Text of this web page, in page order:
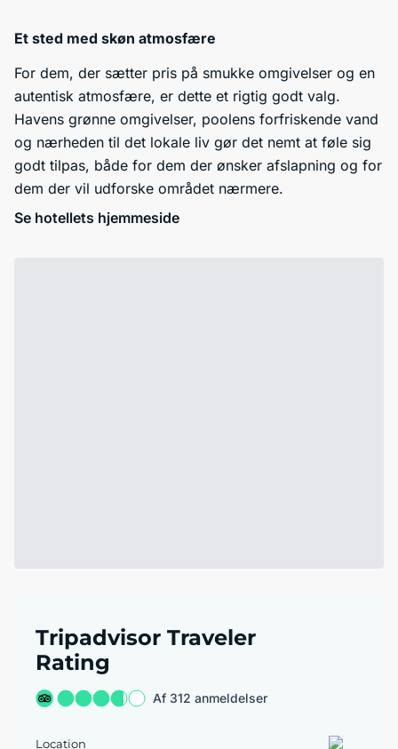
Et sted med skøn atmosfære
For dem, der sætter pris på smukke omgivelser og en
autentisk atmosfære, er dette et rigtig godt valg.
Havens grønne omgivelser, poolens forfriskende vand
og nærheden til det lokale liv gør det nemt at føle sig
godt tilpas, både for dem der ønsker afslapning og for
dem der vil udforske området nærmere.
Se hotellets hjemmeside
Tripadvisor Traveler
Rating
Af 312 anmeldelser
Location